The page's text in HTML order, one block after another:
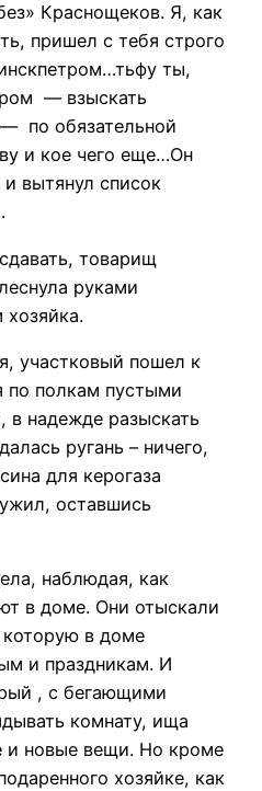
Краснощеков. Я, как
пришел с тебя строго
ты,
— взыскать
по обязательной
и кое чего еще…Он
вытянул список
товарищ
руками
хозяйка.
участковый пошел к
по полкам пустыми
надежде разыскать
ругань – ничего,
для керогаза
оставшись
наблюдая, как
в доме. Они отыскали
в доме
и праздникам. И
, с бегающими
комнату, ища
и новые вещи. Но кроме
хозяйке, как